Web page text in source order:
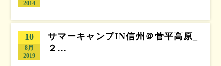
2014
10
8月
2019
サマーキャンプIN信州＠菅平高原_
２…